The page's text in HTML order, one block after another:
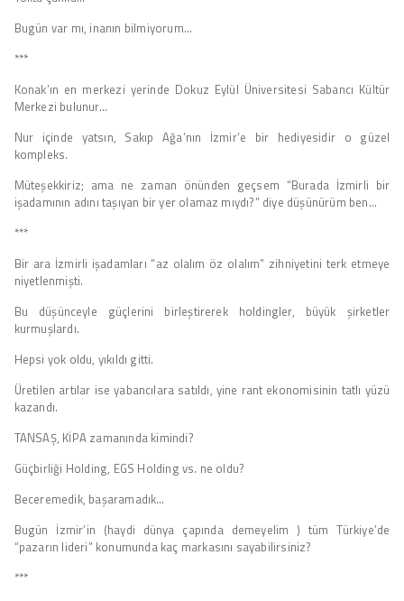
Bugün var mı, inanın bilmiyorum…
***
Konak’ın en merkezi yerinde Dokuz Eylül Üniversitesi Sabancı Kültür
Merkezi bulunur…
Nur içinde yatsın, Sakıp Ağa’nın İzmir’e bir hediyesidir o güzel
kompleks.
Müteşekkiriz; ama ne zaman önünden geçsem “Burada İzmirli bir
işadamının adını taşıyan bir yer olamaz mıydı?” diye düşünürüm ben…
***
Bir ara İzmirli işadamları “az olalım öz olalım” zihniyetini terk etmeye
niyetlenmişti.
Bu düşünceyle güçlerini birleştirerek holdingler, büyük şirketler
kurmuşlardı.
Hepsi yok oldu, yıkıldı gitti.
Üretilen artılar ise yabancılara satıldı, yine rant ekonomisinin tatlı yüzü
kazandı.
TANSAŞ, KİPA zamanında kimindi?
Güçbirliği Holding, EGS Holding vs. ne oldu?
Beceremedik, başaramadık…
Bugün İzmir’in (haydi dünya çapında demeyelim ) tüm Türkiye’de
“pazarın lideri” konumunda kaç markasını sayabilirsiniz?
***